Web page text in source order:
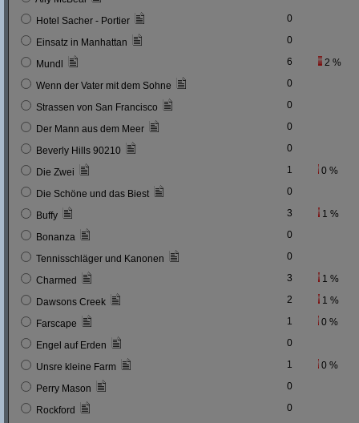
Hotel Sacher - Portier 0
Einsatz in Manhattan 0
Mundl 6 2 %
Wenn der Vater mit dem Sohne 0
Strassen von San Francisco 0
Der Mann aus dem Meer 0
Beverly Hills 90210 0
Die Zwei 1 0 %
Die Schöne und das Biest 0
Buffy 3 1 %
Bonanza 0
Tennisschläger und Kanonen 0
Charmed 3 1 %
Dawsons Creek 2 1 %
Farscape 1 0 %
Engel auf Erden 0
Unsre kleine Farm 1 0 %
Perry Mason 0
Rockford 0